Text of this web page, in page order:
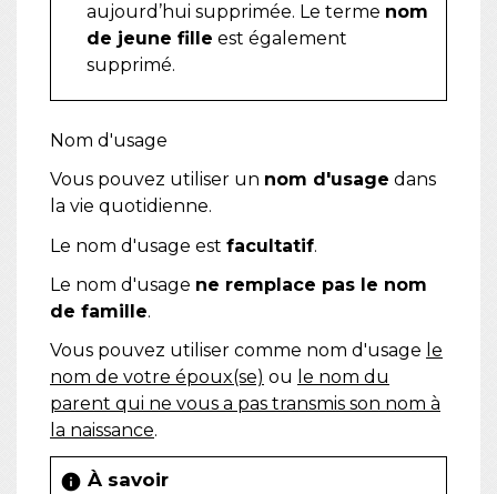
aujourd’hui supprimée. Le terme nom
de jeune fille est également
supprimé.
Nom d'usage
Vous pouvez utiliser un nom d'usage dans
la vie quotidienne.
Le nom d'usage est facultatif.
Le nom d'usage ne remplace pas le nom
de famille.
Vous pouvez utiliser comme nom d'usage le
nom de votre époux(se) ou le nom du
parent qui ne vous a pas transmis son nom à
la naissance.
info À savoir